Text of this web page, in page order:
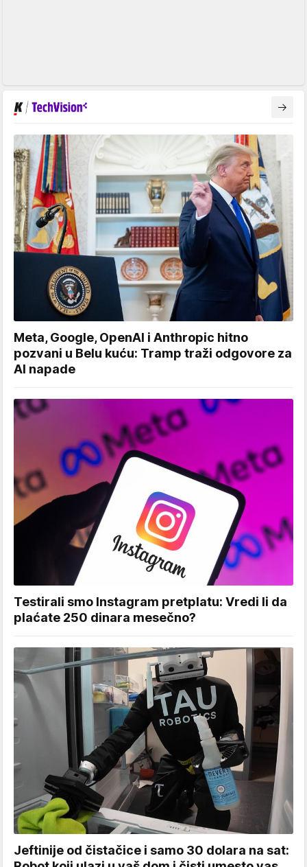
Meta, Google, OpenAI i Anthropic hitno
pozvani u Belu kuću: Tramp traži odgovore za
AI napade
Testirali smo Instagram pretplatu: Vredi li da
plaćate 250 dinara mesečno?
Jeftinije od čistačice i samo 30 dolara na sat: